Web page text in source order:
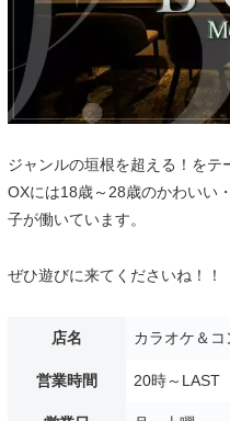
ジャンルの垣根を超える！を
OXには18歳～28歳のかわいい
子が働いています。
ぜひ遊びに来てくださいね！！
店名 カラオケ＆
営業時間 20時～LAST